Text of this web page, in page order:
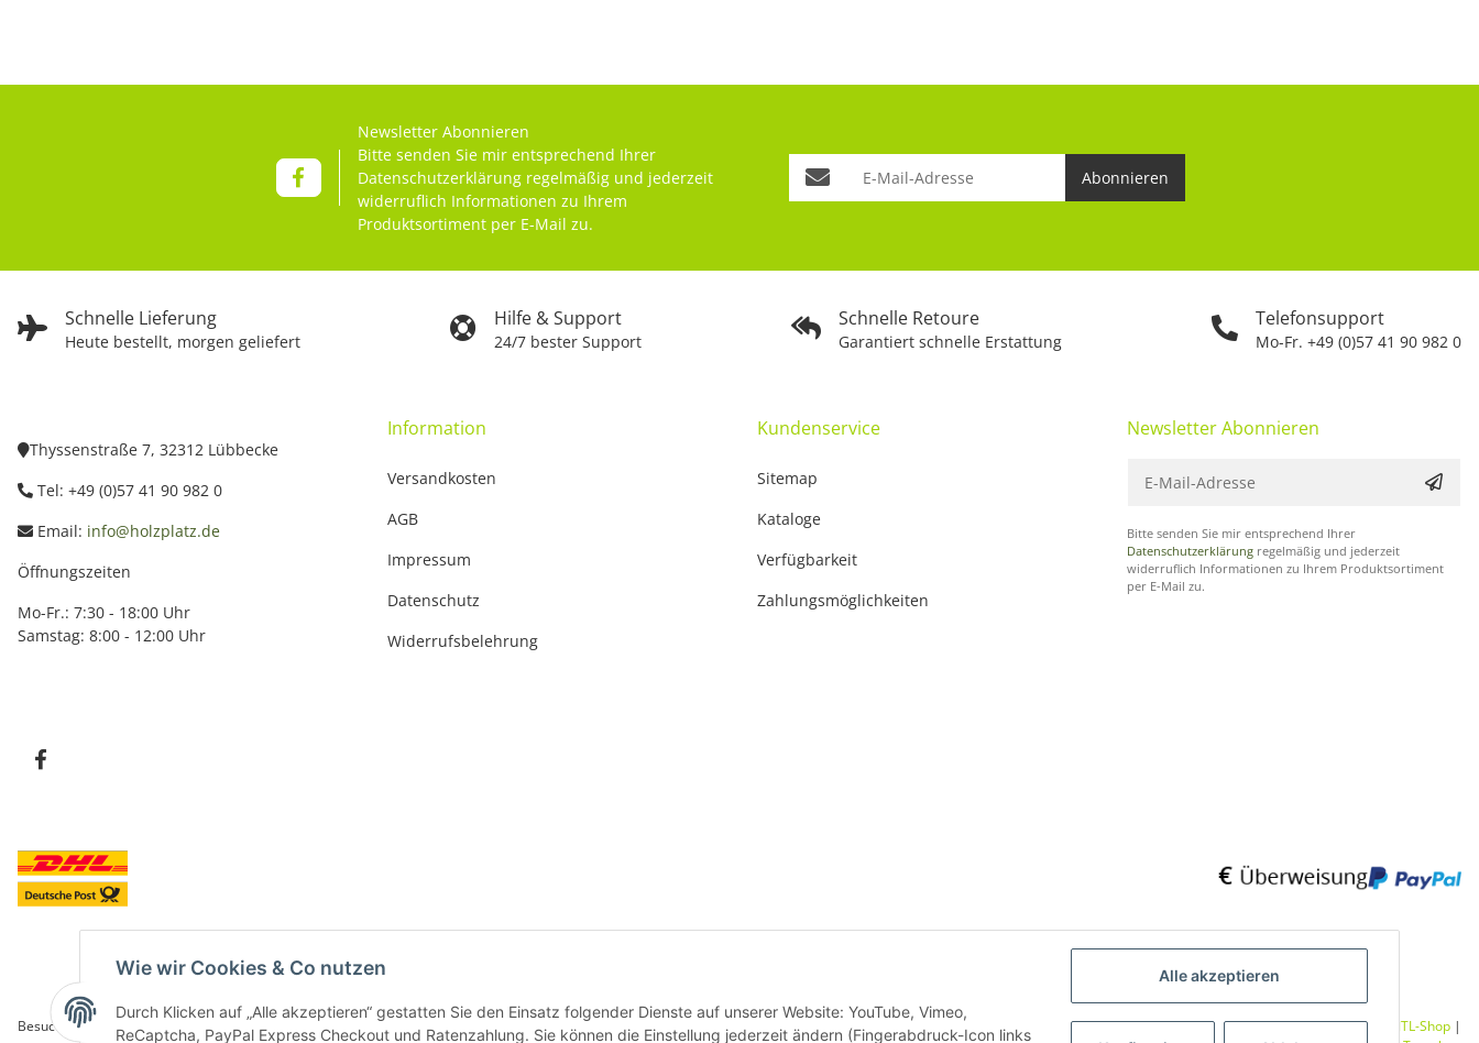
Schnelle Lieferung
Heute bestellt, morgen geliefert
Hilfe & Support
24/7 bester Support
Schnelle Retoure
Garantiert schnelle Erstattung
Telefonsupport
Mo-Fr. +49 (0)57 41 90 982 0
Newsletter Abonnieren
Bitte senden Sie mir entsprechend Ihrer
Datenschutzerklärung regelmäßig und jederzeit
widerruflich Informationen zu Ihrem
Produktsortiment per E-Mail zu.
Abonnieren
Thyssenstraße 7, 32312 Lübbecke
Tel: +49 (0)57 41 90 982 0
Email: info@holzplatz.de
Öffnungszeiten
Mo-Fr.: 7:30 - 18:00 Uhr
Samstag: 8:00 - 12:00 Uhr
Information
Versandkosten
AGB
Impressum
Datenschutz
Widerrufsbelehrung
Kundenservice
Sitemap
Kataloge
Verfügbarkeit
Zahlungsmöglichkeiten
Newsletter Abonnieren
Bitte senden Sie mir entsprechend Ihrer
Datenschutzerklärung regelmäßig und jederzeit
widerruflich Informationen zu Ihrem Produktsortiment
per E-Mail zu.
Besucherzähler: 5839135 Alle Preise inkl. MwSt. UmsetzungVlarom E-Commerce Agentur| Powered by JTL-Shop |
Wie wir Cookies & Co nutzen
Durch Klicken auf „Alle akzeptieren“ gestatten Sie den Einsatz folgender Dienste auf unserer Website: YouTube, Vimeo,
ReCaptcha, PayPal Express Checkout und Ratenzahlung. Sie können die Einstellung jederzeit ändern (Fingerabdruck-Icon links
Alle akzeptieren